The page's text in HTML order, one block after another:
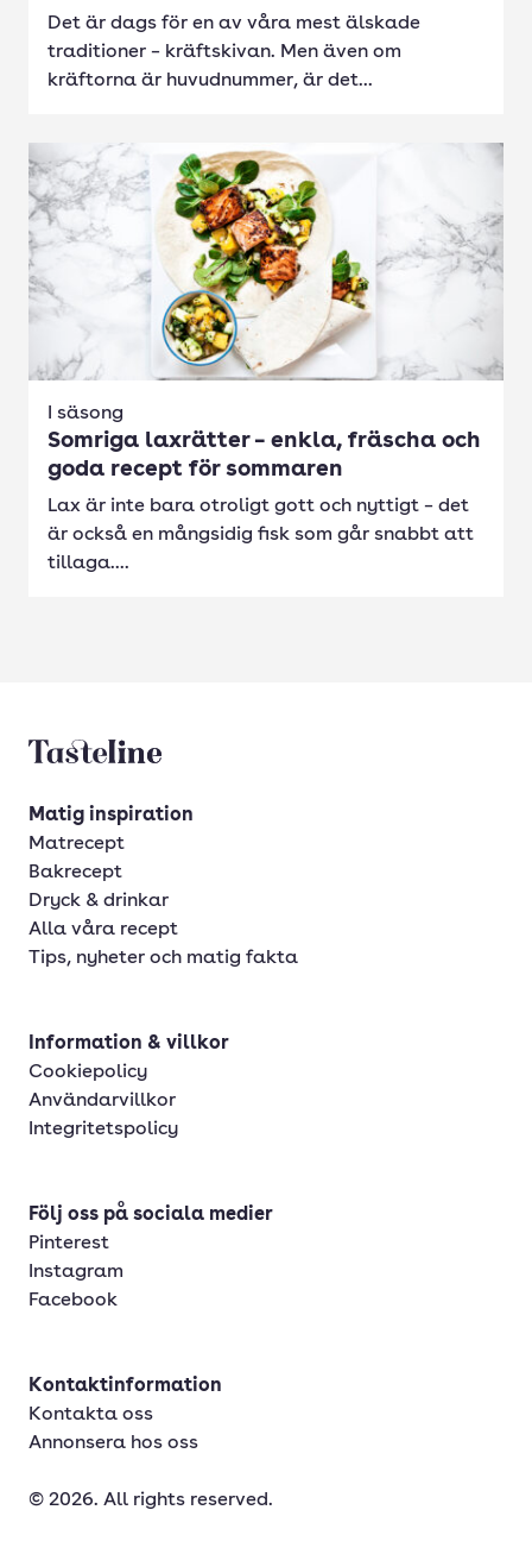
Det är dags för en av våra mest älskade
traditioner – kräftskivan. Men även om
kräftorna är huvudnummer, är det...
I säsong
Somriga laxrätter – enkla, fräscha och
goda recept för sommaren
Lax är inte bara otroligt gott och nyttigt – det
är också en mångsidig fisk som går snabbt att
tillaga....
Tasteline startsida
Matig inspiration
Matrecept
Bakrecept
Dryck & drinkar
Alla våra recept
Tips, nyheter och matig fakta
Information & villkor
Cookiepolicy
Användarvillkor
Integritetspolicy
Följ oss på sociala medier
Pinterest
Instagram
Facebook
Kontaktinformation
Kontakta oss
Annonsera hos oss
© 2026. All rights reserved.